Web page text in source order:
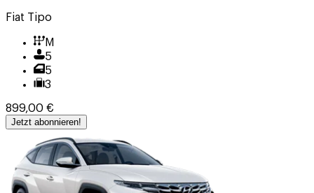
Fiat Tipo
M
5
5
3
899,00 €
Jetzt abonnieren!